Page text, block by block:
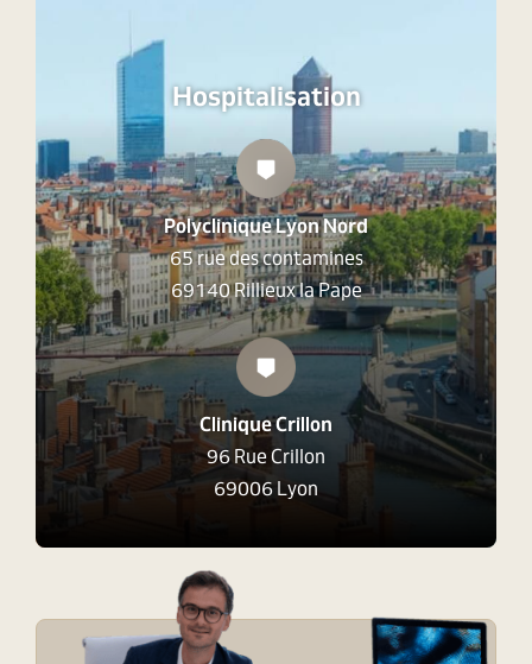
Hospitalisation
Polyclinique Lyon Nord
65 rue des contamines
69140 Rillieux la Pape
Clinique Crillon
96 Rue Crillon
69006 Lyon